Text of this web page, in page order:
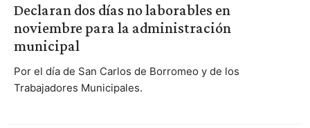
Declaran dos días no laborables en
noviembre para la administración
municipal
Por el día de San Carlos de Borromeo y de los
Trabajadores Municipales.